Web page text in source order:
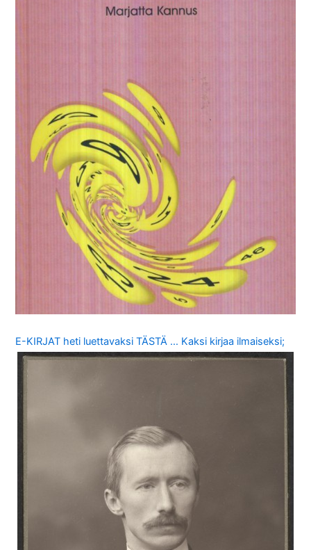
E-KIRJAT heti luettavaksi TÄSTÄ … Kaksi kirjaa ilmaiseksi;